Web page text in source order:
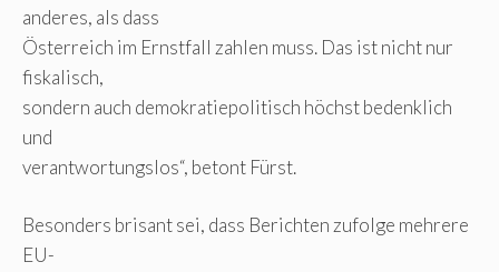
anderes, als dass
Österreich im Ernstfall zahlen muss. Das ist nicht nur
fiskalisch,
sondern auch demokratiepolitisch höchst bedenklich
und
verantwortungslos“, betont Fürst.
Besonders brisant sei, dass Berichten zufolge mehrere
EU-